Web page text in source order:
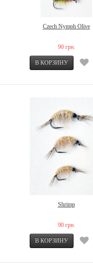
Czech Nymph Olive
90 грн.
Shrimp
90 грн.